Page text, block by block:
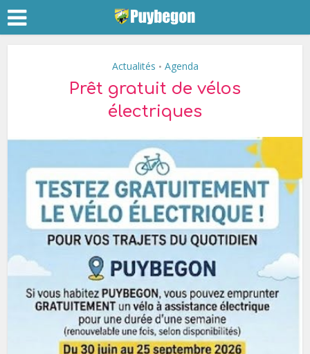
Actualités • Agenda
Prêt gratuit de vélos
électriques